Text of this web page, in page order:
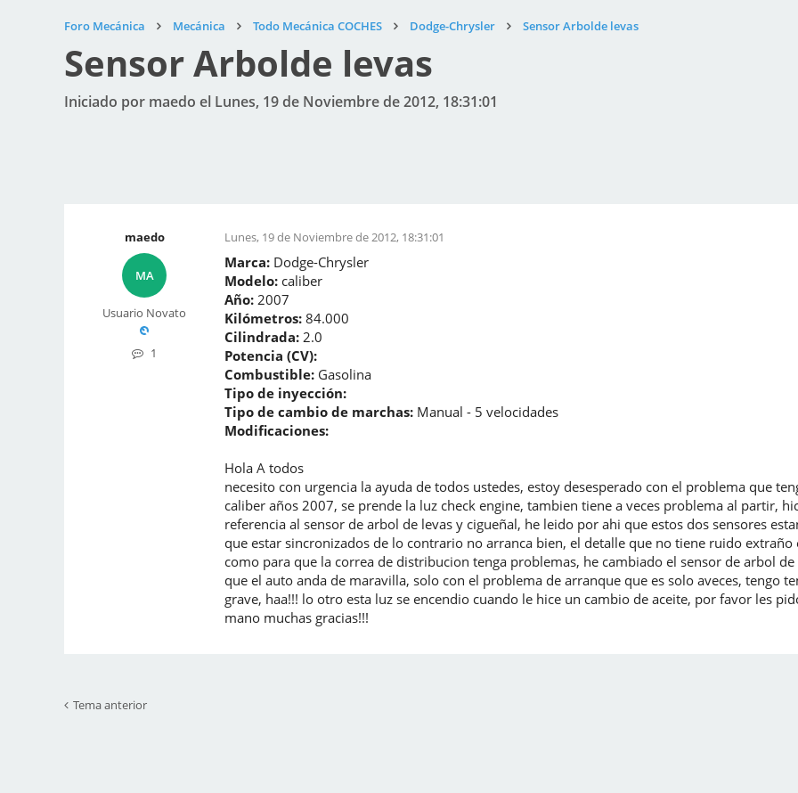
Foro Mecánica Mecánica Todo Mecánica COCHES Dodge-Chrysler Sensor Arbolde levas
Sensor Arbolde levas
Iniciado por maedo el Lunes, 19 de Noviembre de 2012, 18:31:01
maedo
MA
Usuario Novato
1
Lunes, 19 de Noviembre de 2012, 18:31:01
Marca: Dodge-Chrysler
Modelo: caliber
Año: 2007
Kilómetros: 84.000
Cilindrada: 2.0
Potencia (CV):
Combustible: Gasolina
Tipo de inyección:
Tipo de cambio de marchas: Manual - 5 velocidades
Modificaciones:
Hola A todos
necesito con urgencia la ayuda de todos ustedes, estoy desesperado con el problema que
caliber años 2007, se prende la luz check engine, tambien tiene a veces problema al partir,
referencia al sensor de arbol de levas y cigueñal, he leido por ahi que estos dos sensores
que estar sincronizados de lo contrario no arranca bien, el detalle que no tiene ruido
como para que la correa de distribucion tenga problemas, he cambiado el sensor de arbol
que el auto anda de maravilla, solo con el problema de arranque que es solo aveces, tengo
grave, haa!!! lo otro esta luz se encendio cuando le hice un cambio de aceite, por favor les
mano muchas gracias!!!
Tema anterior